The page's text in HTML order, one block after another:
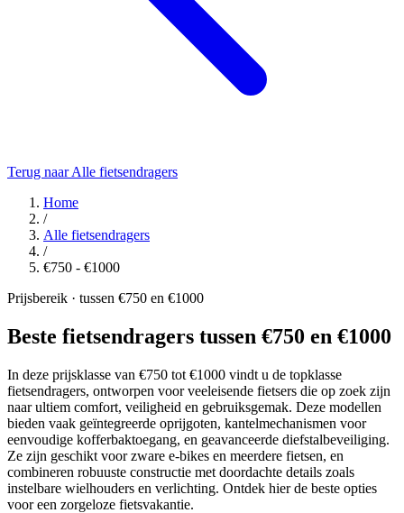
Terug naar Alle fietsendragers
Home
/
Alle fietsendragers
/
€750 - €1000
Prijsbereik · tussen €750 en €1000
Beste fietsendragers tussen €750 en €1000
In deze prijsklasse van €750 tot €1000 vindt u de topklasse
fietsendragers, ontworpen voor veeleisende fietsers die op zoek zijn
naar ultiem comfort, veiligheid en gebruiksgemak. Deze modellen
bieden vaak geïntegreerde oprijgoten, kantelmechanismen voor
eenvoudige kofferbaktoegang, en geavanceerde diefstalbeveiliging.
Ze zijn geschikt voor zware e-bikes en meerdere fietsen, en
combineren robuuste constructie met doordachte details zoals
instelbare wielhouders en verlichting. Ontdek hier de beste opties
voor een zorgeloze fietsvakantie.